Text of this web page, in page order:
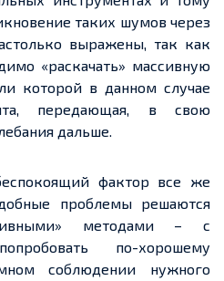
таких шумов через
выражены, так как
«раскачать» массивную
которой в данном случае
передающая, в свою
дальше.
фактор все же
проблемы решаются
методами – с
по-хорошему
соблюдении нужного